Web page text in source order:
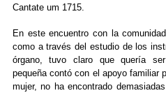
Cantate um 1715.
En este encuentro con la
como a través del estudio de los
órgano, tuvo claro que quería
pequeña contó con el apoyo familiar
mujer, no ha encontrado